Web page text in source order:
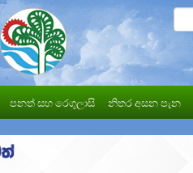
පනත් සහ රෙගුලාසි නිතර අසන පැන